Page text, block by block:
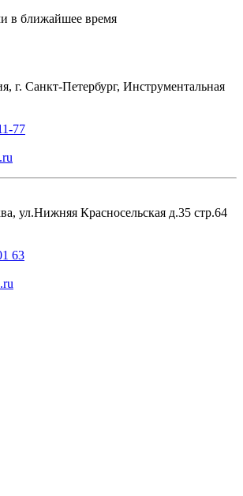
в ближайшее время
г. Санкт-Петербург, Инструментальная
77
ул.Нижняя Красносельская д.35 стр.64
63